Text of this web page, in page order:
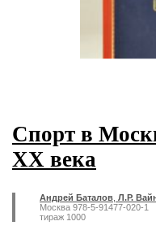
Спорт в
XX века
Андрей Баталов Л.Р.
Москва 978-5-91477-020-1
тираж 1000